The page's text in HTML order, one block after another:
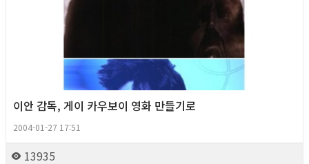
이안 감독, 게이 카우보이 영화 만들기로
2004-01-27 17:51
13935